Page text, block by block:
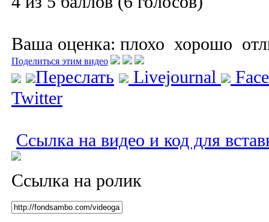
Ваша оценка: плохо хорошо
Поделиться этим видео
Переслать Livejournal
Twitter
Ссылка на видео и код для
Ссылка на ролик